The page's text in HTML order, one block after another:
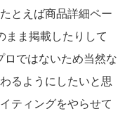
とえば商品詳細ペー
まま掲載したりして
ではないため当然な
るようにしたいと思
ティングをやらせて